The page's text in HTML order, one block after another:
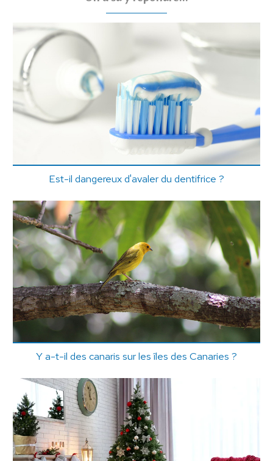
Est-il dangereux d'avaler du dentifrice ?
Y a-t-il des canaris sur les îles des Canaries ?